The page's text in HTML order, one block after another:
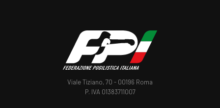
Viale Tiziano, 70 - 00196 Roma
P. IVA 01383711007